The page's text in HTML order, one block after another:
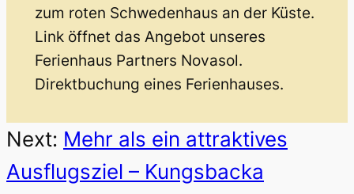
zum roten Schwedenhaus an der Küste.
Link öffnet das Angebot unseres
Ferienhaus Partners Novasol.
Direktbuchung eines Ferienhauses.
Next: Mehr als ein attraktives
Ausflugsziel – Kungsbacka